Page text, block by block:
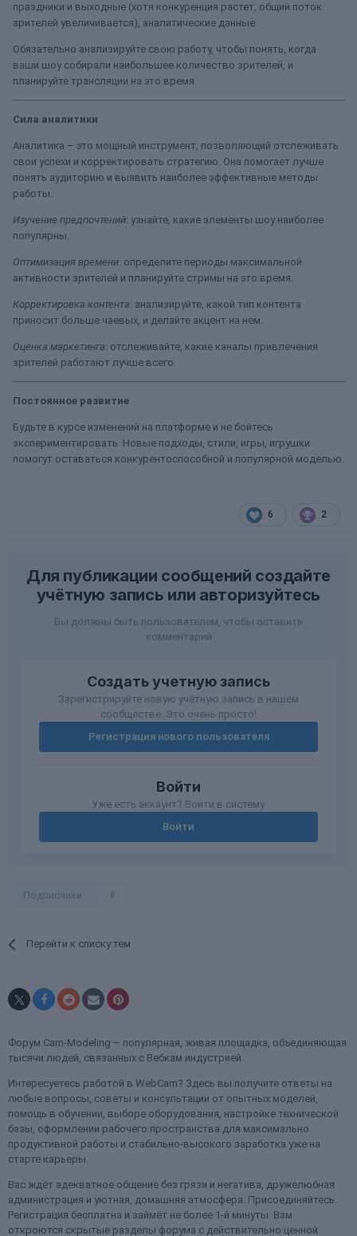
праздники и выходные (хотя конкуренция растет, общий поток
зрителей увеличивается), аналитические данные.
Обязательно анализируйте свою работу, чтобы понять, когда
ваши шоу собирали наибольшее количество зрителей, и
планируйте трансляции на это время.
Сила аналитики
Аналитика – это мощный инструмент, позволяющий отслеживать
свои успехи и корректировать стратегию. Она помогает лучше
понять аудиторию и выявить наиболее эффективные методы
работы.
Изучение предпочтений: узнайте, какие элементы шоу наиболее
популярны.
Оптимизация времени: определите периоды максимальной
активности зрителей и планируйте стримы на это время.
Корректировка контента: анализируйте, какой тип контента
приносит больше чаевых, и делайте акцент на нем.
Оценка маркетинга: отслеживайте, какие каналы привлечения
зрителей работают лучше всего.
Постоянное развитие
Будьте в курсе изменений на платформе и не бойтесь
экспериментировать. Новые подходы, стили, игры, игрушки
помогут оставаться конкурентоспособной и популярной моделью.
6 2
Для публикации сообщений создайте
учётную запись или авторизуйтесь
Вы должны быть пользователем, чтобы оставить
комментарий
Создать учетную запись
Зарегистрируйте новую учётную запись в нашем
сообществе. Это очень просто!
Регистрация нового пользователя
Войти
Уже есть аккаунт? Войти в систему.
Войти
Подписчики 0
Перейти к списку тем
Форум Cam-Modeling – популярная, живая площадка, объединяющая
тысячи людей, связанных с Вебкам индустрией.
Интересуетесь работой в WebCam? Здесь вы получите ответы на
любые вопросы, советы и консультации от опытных моделей,
помощь в обучении, выборе оборудования, настройке технической
базы, оформлении рабочего пространства для максимально
продуктивной работы и стабильно-высокого заработка уже на
старте карьеры.
Вас ждёт адекватное общение без грязи и негатива, дружелюбная
администрация и уютная, домашняя атмосфера. Присоединяйтесь.
Регистрация бесплатна и займёт не более 1-й минуты. Вам
откроются скрытые разделы форума с действительно ценной